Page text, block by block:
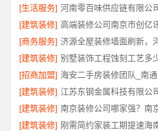
[生活服务]
[建筑装修] 高端装修公司南京市创亿
[商务服务]
[建筑装修]
[招商加盟]
[建筑装修]
[建筑装修] 南京装修公司哪家强？南
[建筑装修]